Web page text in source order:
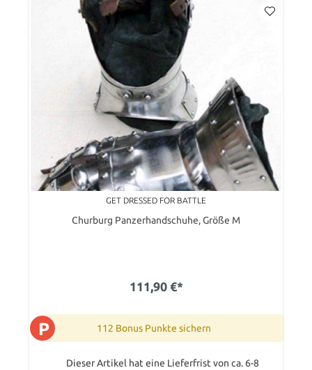
GET DRESSED FOR BATTLE
Churburg Panzerhandschuhe, Größe M
111,90 €*
P 112 Bonus Punkte sichern
Dieser Artikel hat eine Lieferfrist von ca. 6-8